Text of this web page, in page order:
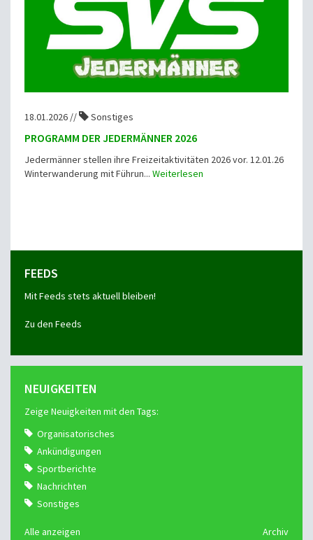
18.01.2026 // Sonstiges
PROGRAMM DER JEDERMÄNNER 2026
Jedermänner stellen ihre Freizeitaktivitäten 2026 vor. 12.01.26
Winterwanderung mit Führun... Weiterlesen
FEEDS
Mit Feeds stets aktuell bleiben!
Zu den Feeds
NEUIGKEITEN
Zeige Neuigkeiten mit den Tags:
Organisatorisches
Ankündigungen
Sportberichte
Nachrichten
Sonstiges
Alle anzeigen Archiv